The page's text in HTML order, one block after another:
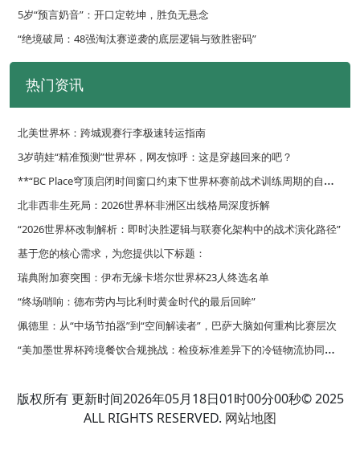
5岁“预言奶音”：开口定乾坤，胜负无悬念
“绝境破局：48强淘汰赛逆袭的底层逻辑与致胜密码”
热门资讯
北美世界杯：跨城观赛行李极速转运指南
3岁萌娃“精准预测”世界杯，网友惊呼：这是穿越回来的吧？
*
*“BC Place穹顶启闭时间窗口约束下世界杯赛前战术训练周期的自适应优化调度策略”**
北非西非生死局：2026世界杯非洲区出线格局深度拆解
“2026世界杯改制解析：即时决胜逻辑与联赛化架构中的战术演化路径”
基于您的核心需求，为您提供以下标题：
**面向2026世界杯的复合功能集成型更衣室路径规划策略**
瑞典附加赛突围：伊布无缘卡塔尔世界杯23人终选名单
“终场哨响：德布劳内与比利时黄金时代的最后回眸”
佩德里：从“中场节拍器”到“空间解读者”，巴萨大脑如何重构比赛层次
“
美加墨世界杯跨境餐饮合规挑战：检疫标准差异下的冷链物流协同策略”
版权所有 更新时间2026年05月18日01时00分00秒© 2025
ALL RIGHTS RESERVED. 网站地图